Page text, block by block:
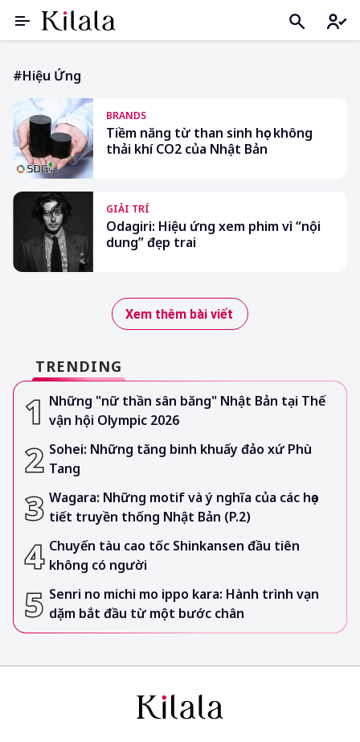
#hiệu Ứng
BRANDS
Tiềm năng từ than sinh học không
thải khí CO2 của Nhật Bản
GIẢI TRÍ
Odagiri: Hiệu ứng xem phim vì “nội
dung” đẹp trai
Xem thêm bài viết
TRENDING
Những "nữ thần sân băng" Nhật Bản tại Thế
vận hội Olympic 2026
Sohei: Những tăng binh khuấy đảo xứ Phù
Tang
Wagara: Những motif và ý nghĩa của các họa
tiết truyền thống Nhật Bản (P.2)
Chuyến tàu cao tốc Shinkansen đầu tiên
không có người
Senri no michi mo ippo kara: Hành trình vạn
dặm bắt đầu từ một bước chân